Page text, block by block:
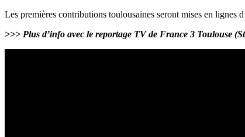
Les premières contributions toulousaines seront mises en lignes
>>> Plus d’info avec le reportage TV de France 3 Toulouse